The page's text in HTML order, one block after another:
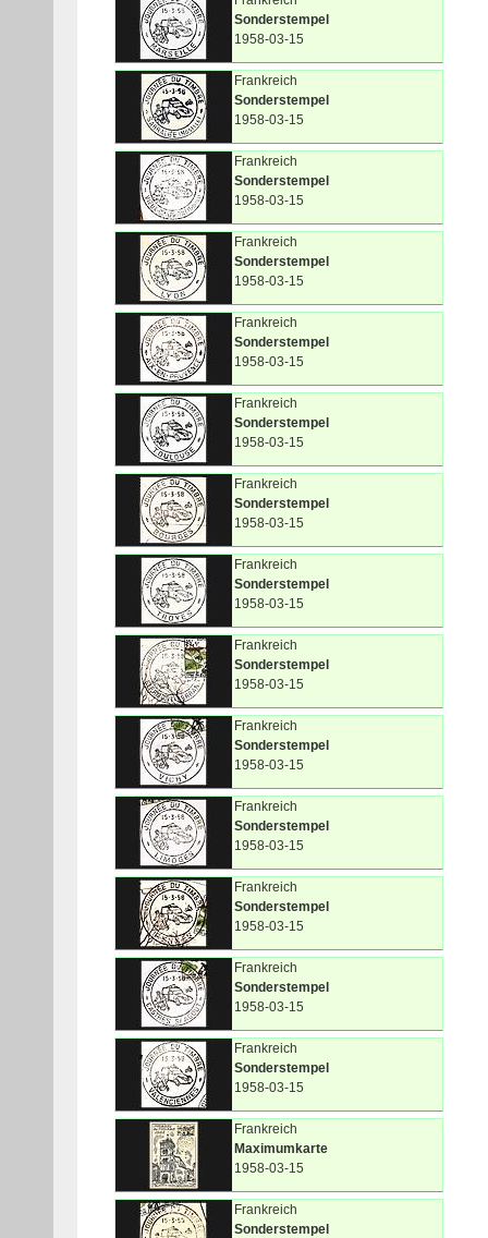
Sonderstempel
1958-03-15
Frankreich
Sonderstempel
1958-03-15
Frankreich
Sonderstempel
1958-03-15
Frankreich
Sonderstempel
1958-03-15
Frankreich
Sonderstempel
1958-03-15
Frankreich
Sonderstempel
1958-03-15
Frankreich
Sonderstempel
1958-03-15
Frankreich
Sonderstempel
1958-03-15
Frankreich
Sonderstempel
1958-03-15
Frankreich
Sonderstempel
1958-03-15
Frankreich
Sonderstempel
1958-03-15
Frankreich
Sonderstempel
1958-03-15
Frankreich
Sonderstempel
1958-03-15
Frankreich
Sonderstempel
1958-03-15
Frankreich
Maximumkarte
1958-03-15
Frankreich
Sonderstempel